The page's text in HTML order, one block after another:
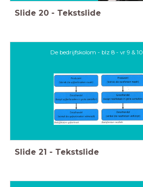
Slide 20 - Tekstslide
De bedrijfskolom - blz 8 - vr 9 & 10
Slide 21 - Tekstslide